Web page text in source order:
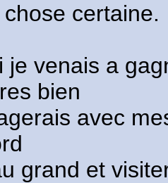
certaine.
je venais a
bien
avec
grand et